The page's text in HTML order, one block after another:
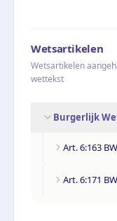
Wetsartikelen
Wetsartikelen
wettekst
Burgerlijk
Art. 6:163 BW
Art. 6:171 BW